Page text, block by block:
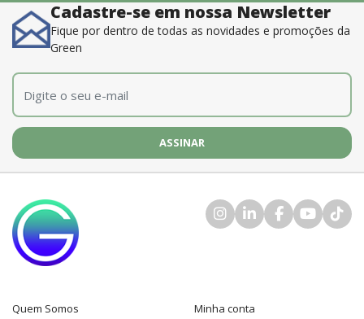
Cadastre-se em nossa Newsletter
Fique por dentro de todas as novidades e promoções da
Green
E-mail
Quem Somos Minha conta